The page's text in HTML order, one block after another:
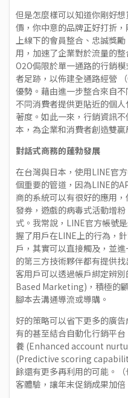
但是怎麼樣可以知道你剛好
價，你中意的品牌正好打折
上線下的會員整合、忠誠獎
用，加速了企業對於流量的
O2O侷限於單一通路的行銷
者足跡，以佈建全通路經營
優勢。藉由進一步整合來自
不同消費者提供更貼近的個
著度。如此一來，行銷資訊
本，為企業和消費者創造雙贏
對話式商務的蓬勃發展
在台灣與日本，使用LINE官
個重要的管道，因為LINE的
商的系統可以有很好的應用
發券，遊戲的病毒式活動增
式。我常說，LINE官方帳號
握了用戶在LINE上的行為，
戶，其實可以直接觸及，並
的第三方技術夥伴都有提供
客用戶可以透過帳戶綁定辨
Based Marketing)，積極的
腳本去溝通導流或導購。
好的策略可以省下更多的廣
有的甚至結合自動化行銷平
養 (Enhanced account
(Predictive scoring
餘還有更多再利用的可能。（
客體驗，讓年末促銷成果加倍